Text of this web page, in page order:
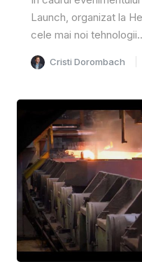
Launch, organizat la
cele mai noi
Cristi Dorombach